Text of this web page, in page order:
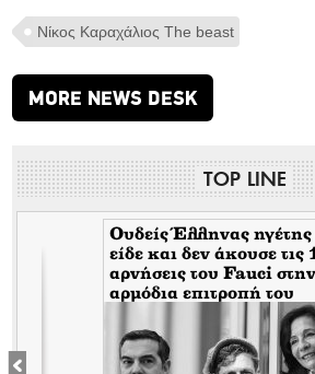
Nίκος Καραχάλιος The beast
MORE NEWS DESK
TOP LINE
Ουδείς Έλληνας ηγέτης
είδε και δεν άκουσε τις
αρνήσεις του Fauci στην
αρμόδια επιτροπή του
Κογκρέσου. Δείτε γιατί!